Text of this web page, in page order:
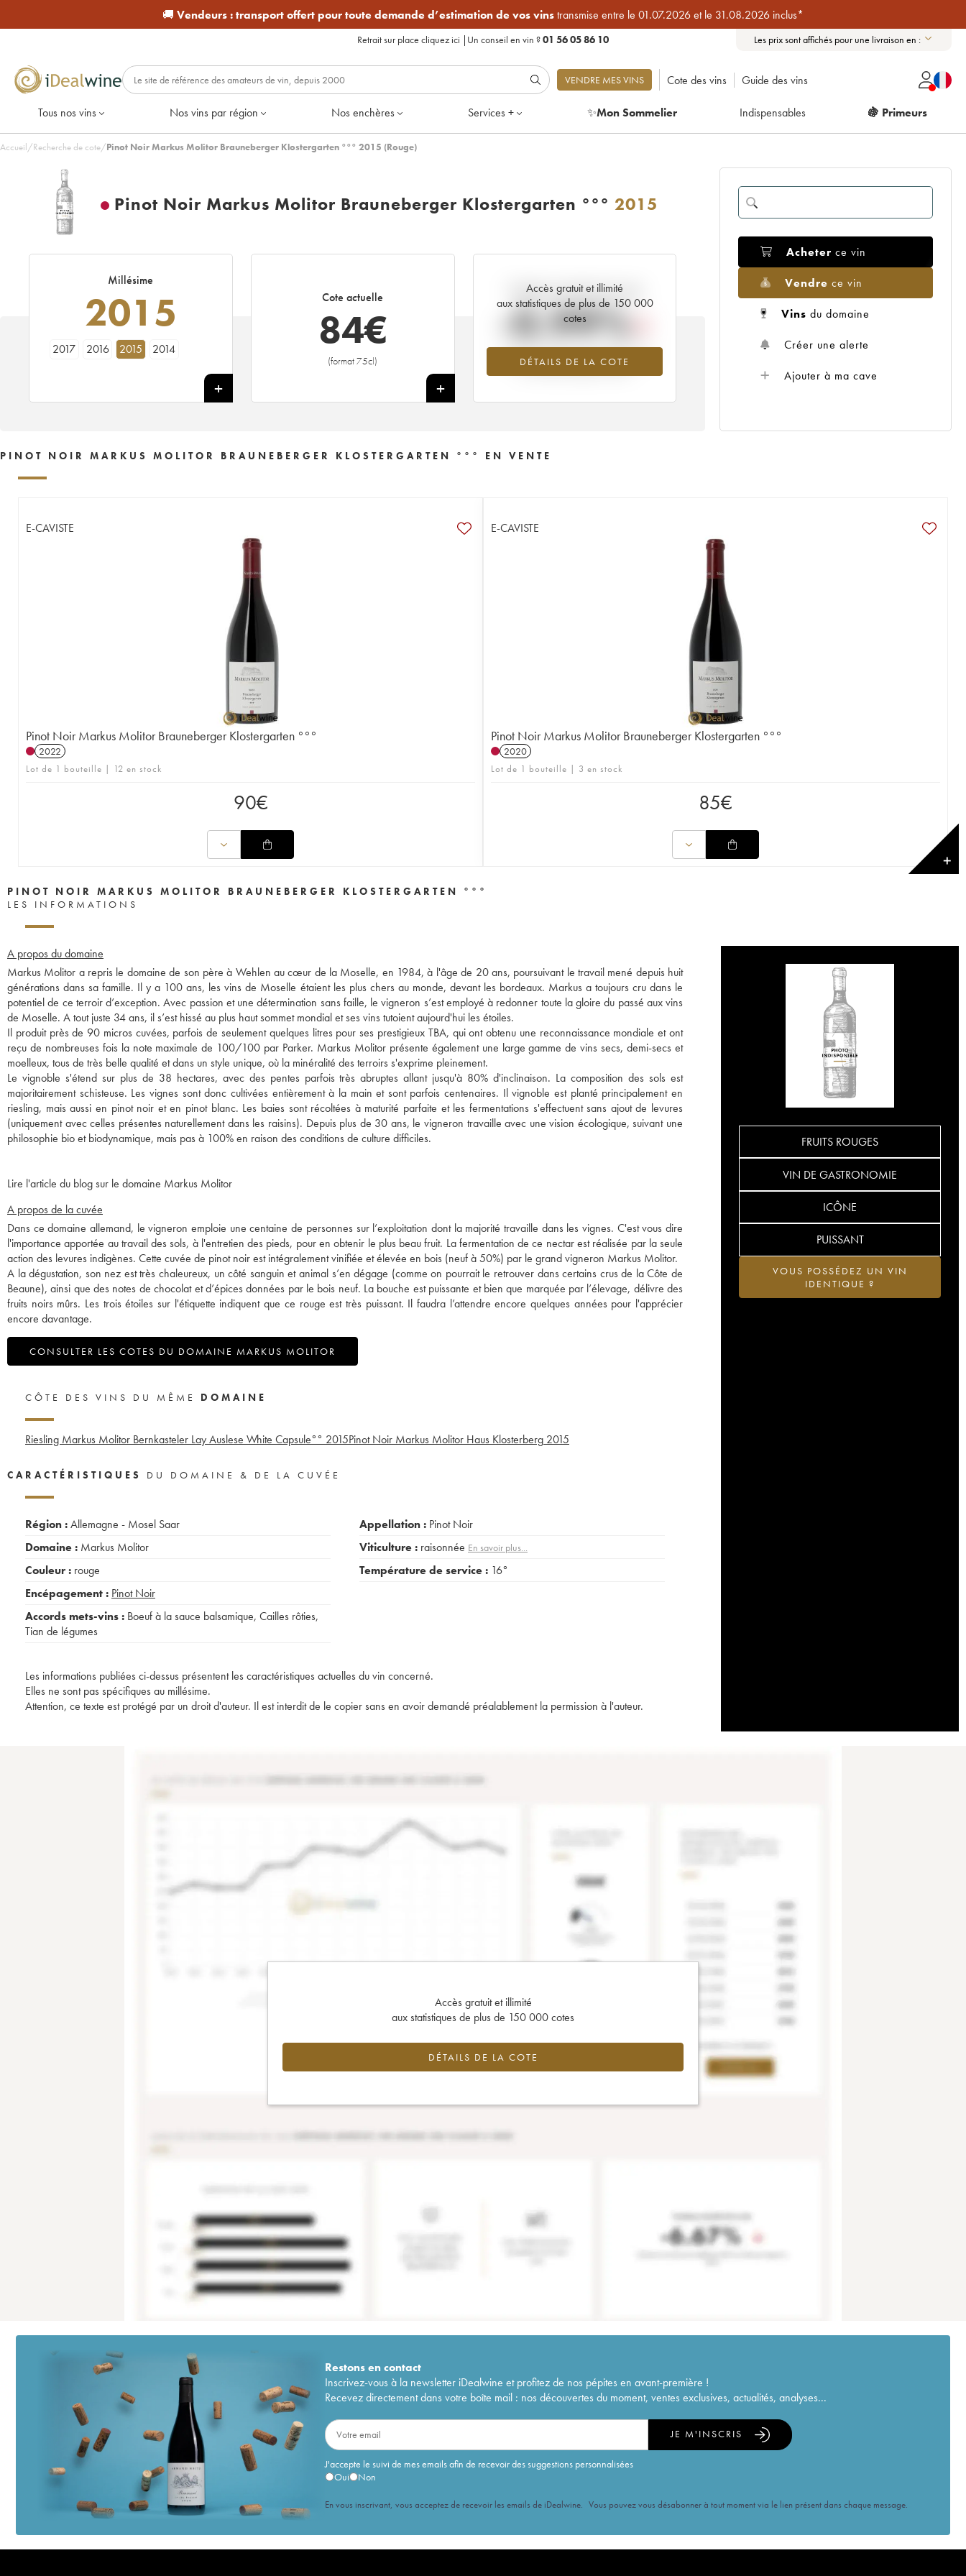
🚚 Vendeurs :transport offert pour toute demande d’estimation de vos vinstransmise entre le 01.07.2026 et le 31.08.2026 inclus*
Retrait sur place cliquez ici | Un conseil en vin ?01 56 05 86 10 Les prix sont affichés pour une livraison en :
VENDRE MES VINS Cote des vins Guide des vins
Tous nos vins Nos vins par région Nos enchères Services + ✨Mon Sommelier Indispensables 🍇 Primeurs
Accueil/Recherche de cote/Pinot Noir Markus Molitor Brauneberger Klostergarten °°° 2015 (Rouge)
Pinot Noir Markus Molitor Brauneberger Klostergarten °°° 2015
Millésime
2015
2017 2016 2015 2014
Cote actuelle
84€
(format 75cl)
+
Accès gratuit et illimité
aux statistiques de plus de 150 000
cotes
DÉTAILS DE LA COTE
Tendance actuelle de la cote
-0.99%
Tendance à la baisse du millésime 2015
en 2026 par rapport à 2025
Acheter ce vin
Vendre ce vin
Vins du domaine
Créer une alerte
Ajouter à ma cave
PINOT NOIR MARKUS MOLITOR BRAUNEBERGER KLOSTERGARTEN °°° EN VENTE
E-CAVISTE
Pinot Noir Markus Molitor Brauneberger Klostergarten °°°
2022
Lot de 1 bouteille | 12 en stock
90€
E-CAVISTE
Pinot Noir Markus Molitor Brauneberger Klostergarten °°°
2020
Lot de 1 bouteille | 3 en stock
85€
✕
PINOT NOIR MARKUS MOLITOR BRAUNEBERGER KLOSTERGARTEN °°°
LES INFORMATIONS
A propos du domaine
Markus Molitor a repris le domaine de son père à Wehlen au cœur de la Moselle, en 1984, à l'âge de 20 ans, poursuivant le travail mené depuis huit
générations dans sa famille. Il y a 100 ans, les vins de Moselle étaient les plus chers au monde, devant les bordeaux. Markus a toujours cru dans le
potentiel de ce terroir d’exception. Avec passion et une détermination sans faille, le vigneron s’est employé à redonner toute la gloire du passé aux vins
de Moselle. A tout juste 34 ans, il s’est hissé au plus haut sommet mondial et ses vins tutoient aujourd'hui les étoiles.
Il produit près de 90 micros cuvées, parfois de seulement quelques litres pour ses prestigieux TBA, qui ont obtenu une reconnaissance mondiale et ont
reçu de nombreuses fois la note maximale de 100/100 par Parker. Markus Molitor présente également une large gamme de vins secs, demi-secs et
moelleux, tous de très belle qualité et dans un style unique, où la minéralité des terroirs s'exprime pleinement.
Le vignoble s'étend sur plus de 38 hectares, avec des pentes parfois très abruptes allant jusqu'à 80% d'inclinaison. La composition des sols est
majoritairement schisteuse. Les vignes sont donc cultivées entièrement à la main et sont parfois centenaires. Il vignoble est planté principalement en
riesling, mais aussi en pinot noir et en pinot blanc. Les baies sont récoltées à maturité parfaite et les fermentations s'effectuent sans ajout de levures
(uniquement avec celles présentes naturellement dans les raisins). Depuis plus de 30 ans, le vigneron travaille avec une vision écologique, suivant une
philosophie bio et biodynamique, mais pas à 100% en raison des conditions de culture difficiles.
Lire l'article du blog sur le domaine Markus Molitor
A propos de la cuvée
Dans ce domaine allemand, le vigneron emploie une centaine de personnes sur l’exploitation dont la majorité travaille dans les vignes. C'est vous dire
l'importance apportée au travail des sols, à l'entretien des pieds, pour en obtenir le plus beau fruit. La fermentation de ce nectar est réalisée par la seule
action des levures indigènes. Cette cuvée de pinot noir est intégralement vinifiée et élevée en bois (neuf à 50%) par le grand vigneron Markus Molitor.
A la dégustation, son nez est très chaleureux, un côté sanguin et animal s’en dégage (comme on pourrait le retrouver dans certains crus de la Côte de
Beaune), ainsi que des notes de chocolat et d’épices données par le bois neuf. La bouche est puissante et bien que marquée par l’élevage, délivre des
fruits noirs mûrs. Les trois étoiles sur l'étiquette indiquent que ce rouge est très puissant. Il faudra l’attendre encore quelques années pour l'apprécier
encore davantage.
CONSULTER LES COTES DU DOMAINE MARKUS MOLITOR
FRUITS ROUGES
VIN DE GASTRONOMIE
ICÔNE
PUISSANT
VOUS POSSÉDEZ UN VIN
IDENTIQUE ?
CÔTE DES VINS DU MÊME DOMAINE
Riesling Markus Molitor Bernkasteler Lay Auslese White Capsule°° 2015Pinot Noir Markus Molitor Haus Klosterberg 2015
CARACTÉRISTIQUES DU DOMAINE & DE LA CUVÉE
Région :Allemagne - Mosel Saar
Domaine : Markus Molitor
Couleur : rouge
Encépagement : Pinot Noir
Accords mets-vins : Boeuf à la sauce balsamique, Cailles rôties,
Tian de légumes
Appellation : Pinot Noir
Viticulture : raisonnée En savoir plus...
Température de service : 16°
Les informations publiées ci-dessus présentent les caractéristiques actuelles du vin concerné.
Elles ne sont pas spécifiques au millésime.
Attention, ce texte est protégé par un droit d'auteur. Il est interdit de le copier sans en avoir demandé préalablement la permission à l'auteur.
Accès gratuit et illimité
aux statistiques de plus de 150 000 cotes
DÉTAILS DE LA COTE
Restons encontact
Inscrivez-vous à la newsletter iDealwine et profitez de nos pépites en avant-première !
Recevez directement dans votre boîte mail : nos découvertes du moment, ventes exclusives, actualités, analyses...
J'accepte le suivi de mes emails afin de recevoir des suggestions personnalisées
Oui
Non
JE M'INSCRIS
En vous inscrivant, vous acceptez de recevoir les emails de iDealwine. Vous pouvez vous désabonner à tout moment via le lien présent dans chaque message.